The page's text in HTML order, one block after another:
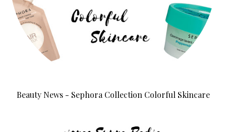
Beauty News - Sephora Collection Colorful Skincare